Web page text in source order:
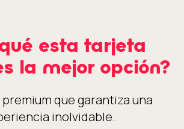
esta tarjeta
la mejor opción?
que garantiza una
inolvidable.